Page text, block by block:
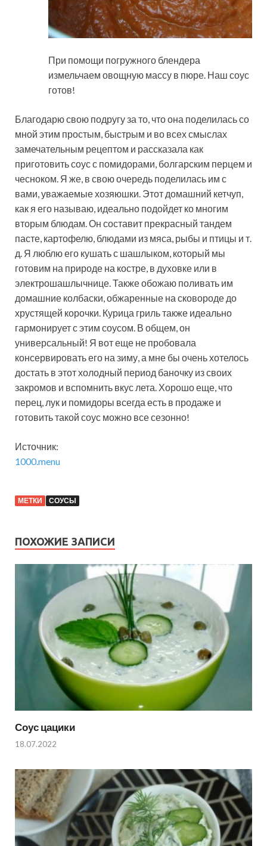
При помощи погружного блендера
измельчаем овощную массу в пюре. Наш соус
готов!
Благодарю свою подругу за то, что она поделилась со
мной этим простым, быстрым и во всех смыслах
замечательным рецептом и рассказала как
приготовить соус с помидорами, болгарским перцем и
чесноком. Я же, в свою очередь поделилась им с
вами, уважаемые хозяюшки. Этот домашний кетчуп,
как я его называю, идеально подойдет ко многим
вторым блюдам. Он составит прекрасный тандем
пасте, картофелю, блюдами из мяса, рыбы и птицы и т.
д. Я люблю его кушать с шашлыком, который мы
готовим на природе на костре, в духовке или в
электрошашлычнице. Также обожаю поливать им
домашние колбаски, обжаренные на сковороде до
хрустящей корочки. Курица гриль также идеально
гармонирует с этим соусом. В общем, он
универсальный! Я вот еще не пробовала
консервировать его на зиму, а мне бы очень хотелось
достать в этот холодный период баночку из своих
закромов и вспомнить вкус лета. Хорошо еще, что
перец, лук и помидоры всегда есть в продаже и
готовить такой соус можно все сезонно!
Источник:
1000.menu
МЕТКИ СОУСЫ
ПОХОЖИЕ ЗАПИСИ
Соус цацики
18.07.2022